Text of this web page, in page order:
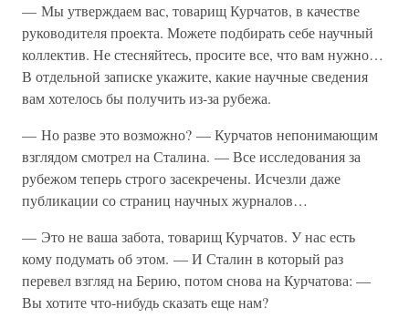
— Мы утверждаем вас, товарищ Курчатов, в качестве
руководителя проекта. Можете подбирать себе научный
коллектив. Не стесняйтесь, просите все, что вам нужно…
В отдельной записке укажите, какие научные сведения
вам хотелось бы получить из-за рубежа.
— Но разве это возможно? — Курчатов непонимающим
взглядом смотрел на Сталина. — Все исследования за
рубежом теперь строго засекречены. Исчезли даже
публикации со страниц научных журналов…
— Это не ваша забота, товарищ Курчатов. У нас есть
кому подумать об этом. — И Сталин в который раз
перевел взгляд на Берию, потом снова на Курчатова: —
Вы хотите что-нибудь сказать еще нам?